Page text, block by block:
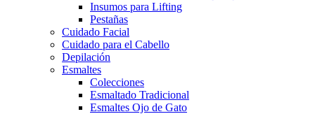
Insumos para Lifting
Pestañas
Cuidado Facial
Cuidado para el Cabello
Depilación
Esmaltes
Colecciones
Esmaltado Tradicional
Esmaltes Ojo de Gato